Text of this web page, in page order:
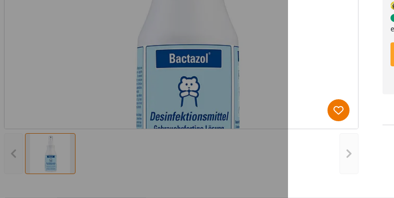
Vorheriges Bild anzeigen Nächstes
Produkt zur